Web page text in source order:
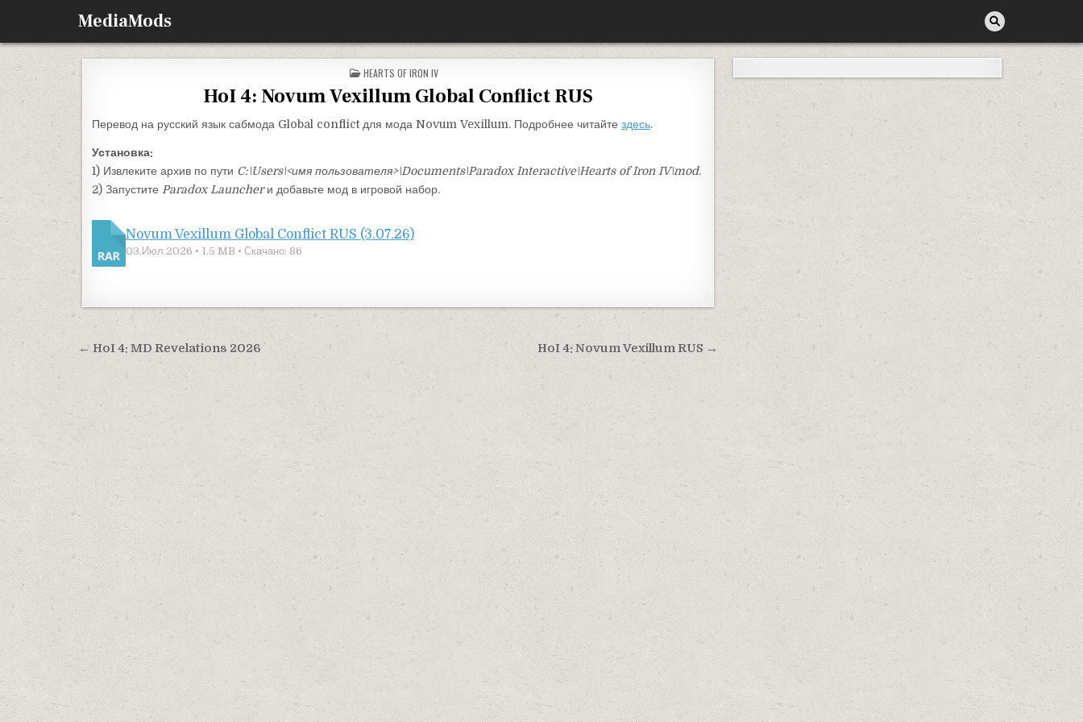
MediaMods
ОПУБЛИКОВАНО В
HEARTS OF IRON IV
HoI 4: Novum Vexillum Global Conflict RUS
Перевод на русский язык сабмода Global conflict для мода Novum Vexillum. Подробнее читайте здесь.
Установка:
1) Извлеките архив по пути C:\Users\<имя пользователя>\Documents\Paradox Interactive\Hearts of Iron IV\mod.
2) Запустите Paradox Launcherи добавьте мод в игровой набор.
Novum Vexillum Global Conflict RUS (3.07.26)
03.Июл.2026 • 1.5 MB • Скачано: 86
Навигация по записям HoI 4: Novum Vexillum RUS →
← HoI 4: MD Revelations 2026